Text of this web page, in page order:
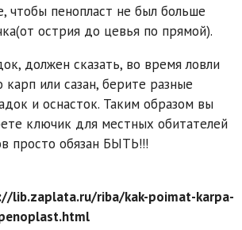
чтобы пенопласт не был больше
острия до цевья по прямой).
должен сказать, во время ловли
или сазан, берите разные
и оснасток. Таким образом вы
ключик для местных обитателей
просто обязан БЫТЬ!!!
lib.zaplata.ru/riba/kak-poimat-karpa-